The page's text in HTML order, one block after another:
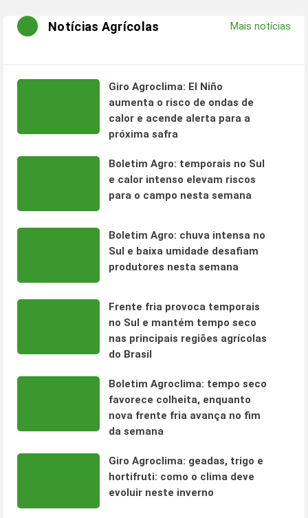
Notícias Agrícolas Mais notícias
Giro Agroclima: El Niño
aumenta o risco de ondas de
calor e acende alerta para a
próxima safra
Boletim Agro: temporais no Sul
e calor intenso elevam riscos
para o campo nesta semana
Boletim Agro: chuva intensa no
Sul e baixa umidade desafiam
produtores nesta semana
Frente fria provoca temporais
no Sul e mantém tempo seco
nas principais regiões agrícolas
do Brasil
Boletim Agroclima: tempo seco
favorece colheita, enquanto
nova frente fria avança no fim
da semana
Giro Agroclima: geadas, trigo e
hortifruti: como o clima deve
evoluir neste inverno